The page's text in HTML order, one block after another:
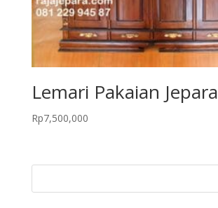
Lemari Pakaian Jepara
Rp7,500,000